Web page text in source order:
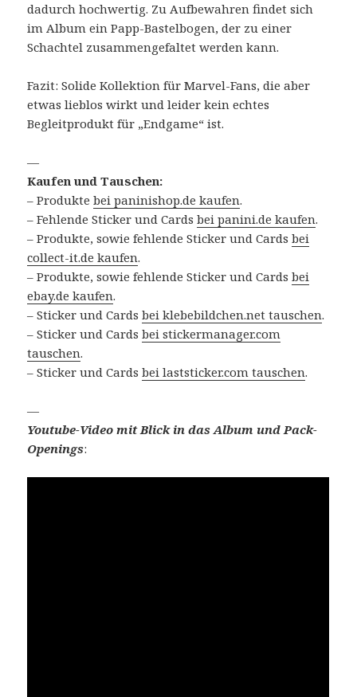
dadurch hochwertig. Zu Aufbewahren findet sich
im Album ein Papp-Bastelbogen, der zu einer
Schachtel zusammengefaltet werden kann.
Fazit: Solide Kollektion für Marvel-Fans, die aber
etwas lieblos wirkt und leider kein echtes
Begleitprodukt für „Endgame“ ist.
—
Kaufen und Tauschen:
– Produktebei paninishop.de kaufen.
– Fehlende Sticker und Cardsbei panini.de kaufen.
– Produkte, sowie fehlende Sticker und Cardsbei
collect-it.de kaufen.
– Produkte, sowie fehlende Sticker und Cardsbei
ebay.de kaufen.
– Sticker und Cardsbei klebebildchen.net tauschen.
– Sticker und Cardsbei stickermanager.com
tauschen.
– Sticker und Cardsbei laststicker.com tauschen.
—
Youtube-Video mit Blick in das Album und Pack-
Openings: